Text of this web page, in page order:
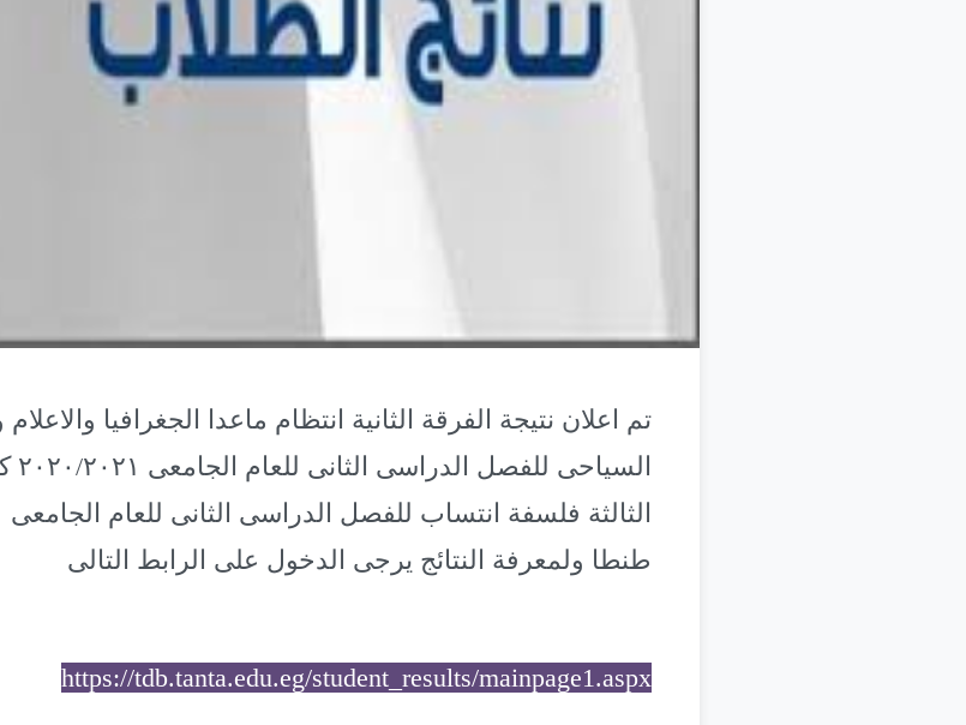
تم اعلان نتيجة الفرقة الثانية انتظام ماعدا الجغرافيا
طنطا ولمعرفة النتائج يرجى الدخول على الرابط التالى
https://tdb.tanta.edu.eg/student_results/mainpage1.aspx